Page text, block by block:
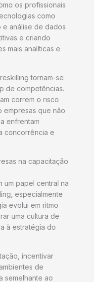
os profissionais
como
e análise de dados
e criando
mais analíticas e
tornam-se
de competências.
correm o risco
empresas que não
enfrentam
concorrência e
na capacitação
um papel central na
especialmente
evolui em ritmo
uma cultura de
à estratégia do
incentivar
de
semelhante ao